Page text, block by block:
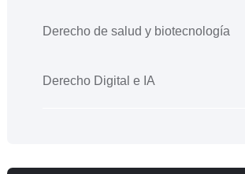
Derecho de salud y biotecnología
Derecho Digital e IA